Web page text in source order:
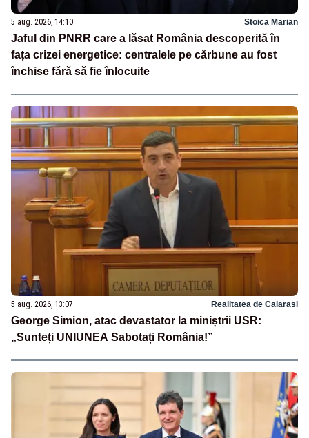
5 aug. 2026, 14:10 Stoica Marian
Jaful din PNRR care a lăsat România descoperită în
fața crizei energetice: centralele pe cărbune au fost
închise fără să fie înlocuite
5 aug. 2026, 13:07 Realitatea de Calarasi
George Simion, atac devastator la miniștrii USR:
„Sunteți UNIUNEA Sabotați România!”